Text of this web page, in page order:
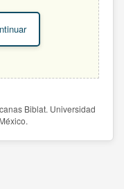
Biblat. Universidad